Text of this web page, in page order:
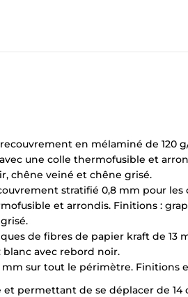
en mélaminé de 120
une colle thermofusible et
chêne veiné et chêne grisé.
stratifié 0,8 mm pour les
et arrondis. Finitions :
de fibres de papier kraft de 13
avec rebord noir.
sur tout le périmètre. Finitions
permettant de se déplacer de 14